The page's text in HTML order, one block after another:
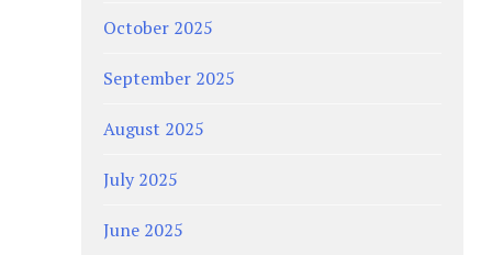
October 2025
September 2025
August 2025
July 2025
June 2025